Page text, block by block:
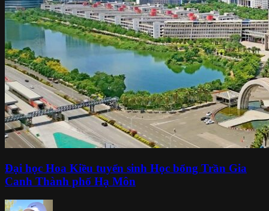
Đại học Hoa Kiều tuyển sinh Học bổng Trần Gia
Canh Thành phố Hạ Môn